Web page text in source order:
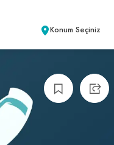
Konum Seçiniz